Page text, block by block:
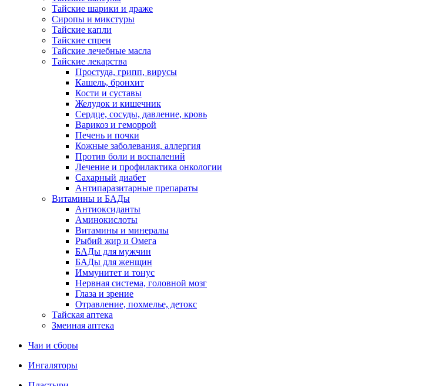
Тайские шарики и драже
Сиропы и микстуры
Тайские капли
Тайские спреи
Тайские лечебные масла
Тайские лекарства
Простуда, грипп, вирусы
Кашель, бронхит
Кости и суставы
Желудок и кишечник
Сердце, сосуды, давление, кровь
Варикоз и геморрой
Печень и почки
Кожные заболевания, аллергия
Против боли и воспалений
Лечение и профилактика онкологии
Сахарный диабет
Антипаразитарные препараты
Витамины и БАДы
Антиоксиданты
Аминокислоты
Витамины и минералы
Рыбий жир и Омега
БАДы для мужчин
БАДы для женщин
Иммунитет и тонус
Нервная система, головной мозг
Глаза и зрение
Отравление, похмелье, детокс
Тайская аптека
Змеиная аптека
Чаи и сборы
Ингаляторы